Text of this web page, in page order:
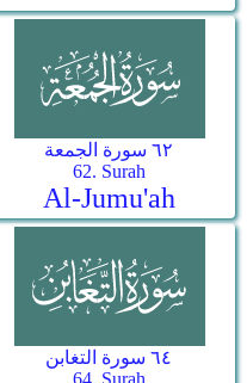
٦٢ سورة الجمعة
62. Surah
Al-Jumu'ah
٦٤ سورة التغابن
64. Surah